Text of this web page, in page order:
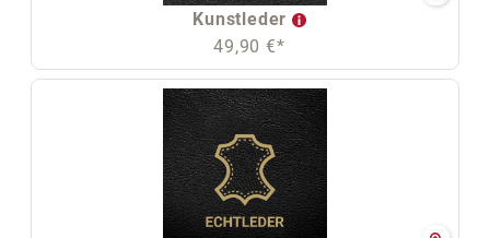
Kunstleder
49,90 €*